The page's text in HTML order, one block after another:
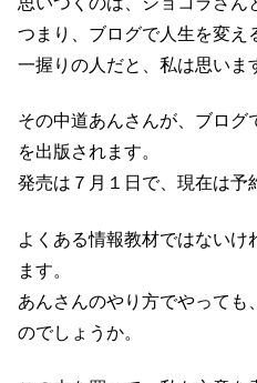
つまり、ブログで人生を変え
一握りの人だと、私は思いま
その中道あんさんが、ブロ
を出版されます。
発売は７月１日で、現在は予
よくある情報教材ではないけ
ます。
あんさんのやり方でやっても
のでしょうか。